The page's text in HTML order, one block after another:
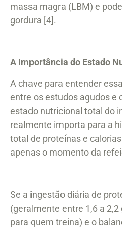
massa magra (LBM) e
gordura [4].
A Importância do Estado
A chave para entender
entre os estudos agudos e
estado nutricional total do
realmente importa para a
total de proteínas e
apenas o momento da
Se a ingestão diária de
(geralmente entre 1,6 a
para quem treina) e o